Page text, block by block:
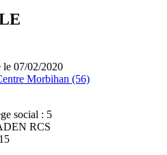
07/02/2020
Morbihan (56)
social : 5
RCS